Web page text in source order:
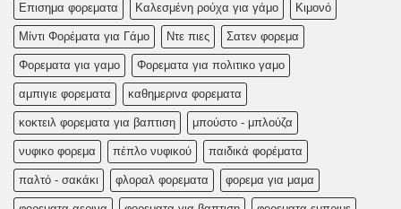
Επισημα φορεματα Καλεσμένη ρούχα για γάμο Κιμονό
Μίντι Φορέματα για Γάμο Ντε πιες Σατεν φορεμα
Φορεματα για γαμο Φορεματα για πολιτικο γαμο
αμπιγιε φορεματα καθημερινα φορεματα
κοκτειλ φορεματα για βαπτιση μπούστο - μπλούζα
νυφικο φορεμα πέπλο νυφικού παιδικά φορέματα
παλτό - σακάκι φλοραλ φορεματα φορεμα για μαμα